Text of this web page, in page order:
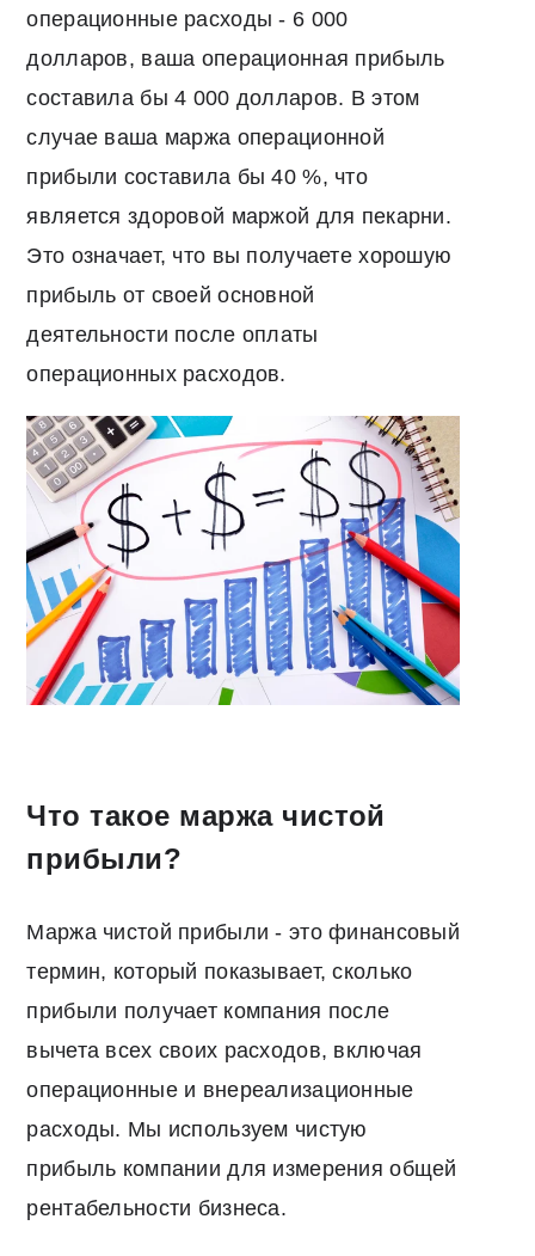
операционные расходы - 6 000
долларов, ваша операционная прибыль
составила бы 4 000 долларов. В этом
случае ваша маржа операционной
прибыли составила бы 40 %, что
является здоровой маржой для пекарни.
Это означает, что вы получаете хорошую
прибыль от своей основной
деятельности после оплаты
операционных расходов.
Что такое маржа чистой
прибыли?
Маржа чистой прибыли - это финансовый
термин, который показывает, сколько
прибыли получает компания после
вычета всех своих расходов, включая
операционные и внереализационные
расходы. Мы используем чистую
прибыль компании для измерения общей
рентабельности бизнеса.